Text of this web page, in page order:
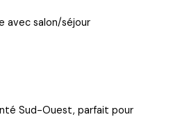
avec salon/séjour
Sud-Ouest, parfait pour